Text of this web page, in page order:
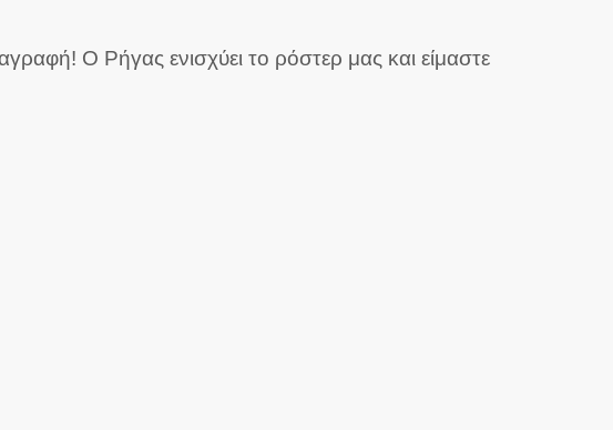
Ο Ρήγας ενισχύει το ρόστερ μας και είμαστε